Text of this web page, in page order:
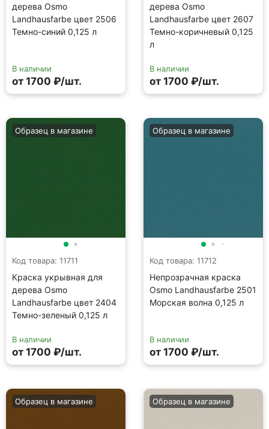
дерева Osmo
Landhausfarbe цвет 2506
Темно-синий 0,125 л
В наличии
от 1700 ₽/шт.
дерева Osmo
Landhausfarbe цвет 2607
Темно-коричневый 0,125
л
В наличии
от 1700 ₽/шт.
Код товара: 11711
Краска укрывная для
дерева Osmo
Landhausfarbe цвет 2404
Темно-зеленый 0,125 л
Образец в магазине
В наличии
от 1700 ₽/шт.
Код товара: 11712
Непрозрачная краска
Osmo Landhausfarbe 2501
Морская волна 0,125 л
Образец в магазине
В наличии
от 1700 ₽/шт.
Образец в магазине Образец в магазине